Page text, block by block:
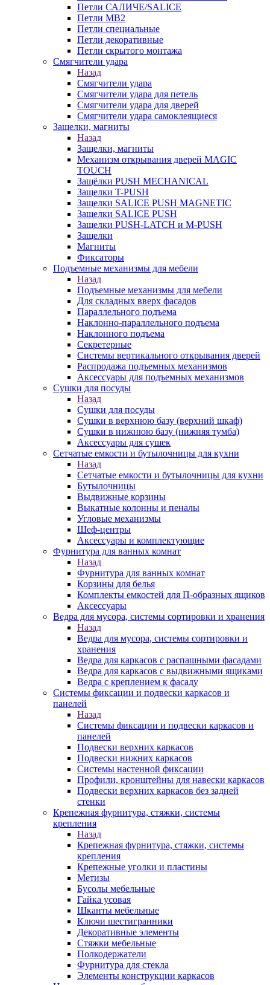
Петли САЛИЧЕ/SALICE
Петли MB2
Петли специальные
Петли декоративные
Петли скрытого монтажа
Смягчители удара
Назад
Смягчители удара
Смягчители удара для петель
Смягчители удара для дверей
Cмягчители удара самоклеящиеся
Защелки, магниты
Назад
Защелки, магниты
Механизм открывания дверей MAGIC
TOUCH
Защёлки PUSH MECHANICAL
Защелки T-PUSH
Защелки SALICE PUSH MAGNETIC
Защелки SALICE PUSH
Защелки PUSH-LATCH и M-PUSH
Защелки
Магниты
Фиксаторы
Подъемные механизмы для мебели
Назад
Подъемные механизмы для мебели
Для складных вверх фасадов
Параллельного подъема
Наклонно-параллельного подъема
Наклонного подъема
Секретерные
Системы вертикального открывания дверей
Распродажа подъемных механизмов
Аксессуары для подъемных механизмов
Сушки для посуды
Назад
Сушки для посуды
Сушки в верхнюю базу (верхний шкаф)
Сушки в нижнюю базу (нижняя тумба)
Аксессуары для сушек
Сетчатые емкости и бутылочницы для кухни
Назад
Сетчатые емкости и бутылочницы для кухни
Бутылочницы
Выдвижные корзины
Выкатные колонны и пеналы
Угловые механизмы
Шеф-центры
Аксессуары и комплектующие
Фурнитура для ванных комнат
Назад
Фурнитура для ванных комнат
Корзины для белья
Комплекты емкостей для П-образных ящиков
Аксессуары
Ведра для мусора, системы сортировки и хранения
Назад
Ведра для мусора, системы сортировки и
хранения
Ведра для каркасов с распашными фасадами
Ведра для каркасов с выдвижными ящиками
Ведра с креплением к фасаду
Системы фиксации и подвески каркасов и
панелей
Назад
Системы фиксации и подвески каркасов и
панелей
Подвески верхних каркасов
Подвески нижних каркасов
Системы настенной фиксации
Профили, кронштейны для навески каркасов
Подвески верхних каркасов без задней
стенки
Крепежная фурнитура, стяжки, системы
крепления
Назад
Крепежная фурнитура, стяжки, системы
крепления
Крепежные уголки и пластины
Метизы
Бусолы мебельные
Гайка усовая
Шканты мебельные
Ключи шестигранники
Декоративные элементы
Стяжки мебельные
Полкодержатели
Фурнитура для стекла
Элементы конструкции каркасов